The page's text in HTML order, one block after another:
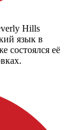
Hills
язык в
состоялся её